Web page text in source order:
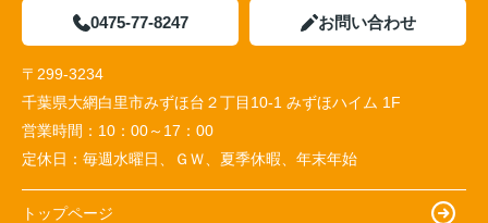
0475-77-8247 お問い合わせ
〒299-3234
千葉県大網白里市みずほ台２丁目10-1 みずほハイム 1F
営業時間： 10：00～17：00
定休日： 毎週水曜日、ＧＷ、夏季休暇、年末年始
トップページ